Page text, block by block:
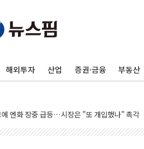
해외투자 산업 증권·금융 부동산
세 꺾이나…고용 감소에 9월 동결 전망 우세
수니파 3국, '공동방위협정' 체결… 이스라엘·
자폐증 행정명령 검토…"이르면 다음 주"
백악관 무도회장 공사 중단 명령…트럼프 제동
엔화 장중 급등…시장은 "또 개입했나" 촉각
뉴욕 반도체주 프리뷰...美 고용 쇼크에 반도체